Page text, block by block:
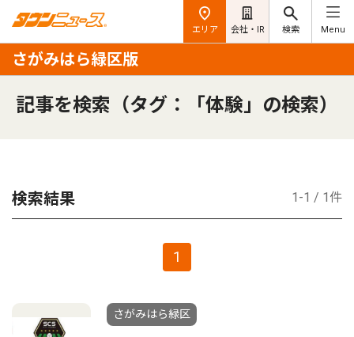
エリア 会社・IR 検索 Menu
さがみはら緑区版
記事を検索（タグ：「体験」の検索）
検索結果 1-1 / 1件
1
さがみはら緑区